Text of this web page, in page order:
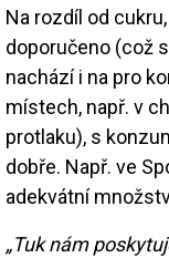
Na rozdíl od
doporučeno (což
nachází i na pro
místech, např. v
protlaku), s
dobře. Např. ve
adekvátní
„Tuk nám